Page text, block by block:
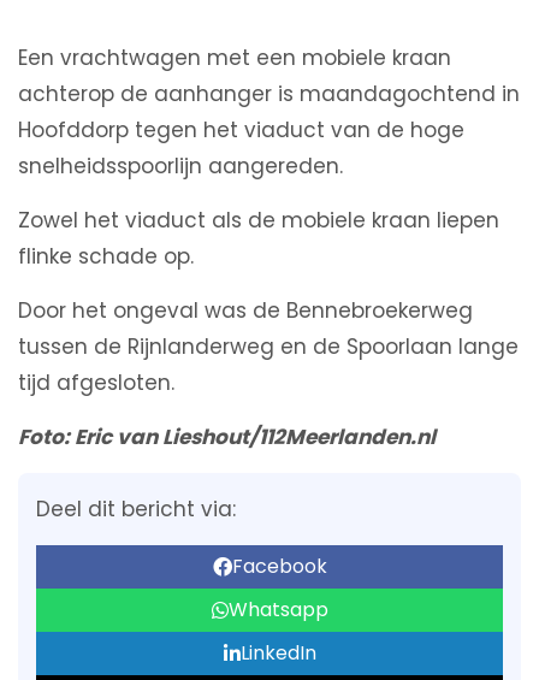
Een vrachtwagen met een mobiele kraan
achterop de aanhanger is maandagochtend in
Hoofddorp tegen het viaduct van de hoge
snelheidsspoorlijn aangereden.
Zowel het viaduct als de mobiele kraan liepen
flinke schade op.
Door het ongeval was de Bennebroekerweg
tussen de Rijnlanderweg en de Spoorlaan lange
tijd afgesloten.
Foto: Eric van Lieshout/112Meerlanden.nl
Deel dit bericht via:
Facebook
Whatsapp
LinkedIn